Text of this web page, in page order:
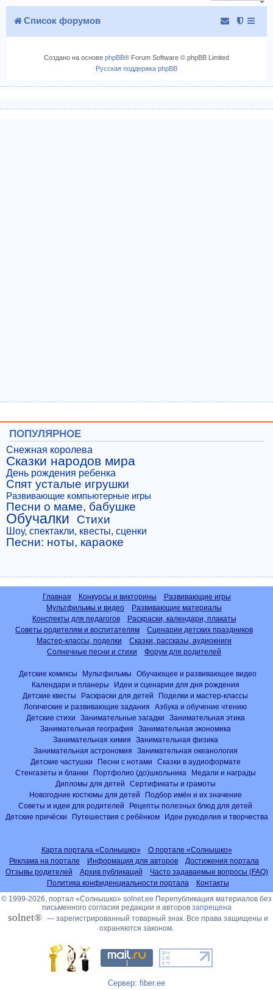
ь
Список форумов
Создано на основе phpBB® Forum Software © phpBB Limited
Русская поддержка phpBB
ПОПУЛЯРНОЕ
Снежная королева
Сказки народов мира
День рождения ребенка
Спят усталые игрушки
Развивающие компьютерные игры
Песни о маме, бабушке
Обучалки Стихи
Шоу, спектакли, квесты, сценки
Песни: ноты, караоке
Главная Конкурсы и викторины
Развивающие игры
Мультфильмы и видео
Развивающие материалы
Конспекты для педагогов
Раскраски, календари, плакаты
Советы родителям и воспитателям
Сценарии детских праздников
Мастер-классы, поделки
Сказки, рассказы, аудиокниги
Солнечные песни и стихи
Форум для родителей
Детские комиксы Мультфильмы
Обучающее и развивающее видео
Календари и планеры
Идеи и сценарии для дня рождения
Детские квесты
Раскраски для детей
Поделки и мастер-классы
Логические и развивающие задания
Азбука и обучение чтению
Детские стихи
Занимательные загадки
Занимательная этика
Занимательная география
Занимательная экономика
Занимательная химия
Занимательная физика
Занимательная астрономия
Занимательная океанология
Детские частушки
Песни с нотами
Сказки в аудиоформате
Стенгазеты и бланки
Портфолио (до)школьника
Медали и награды
Дипломы для детей
Сертификаты и грамоты
Новогодние костюмы для детей
Подбор имён и их значение
Советы и идеи для родителей
Рецепты полезных блюд для детей
Детские причёски
Путешествия с ребёнком Идеи рукоделия и творчества
Карта портала «Солнышко»
О портале «Солнышко»
Реклама на портале
Информация для авторов
Достижения портала
Отзывы родителей
Архив публикаций
Часто задаваемые вопросы (FAQ)
Политика конфиденциальности портала
Контакты
© 1999-2026, портал «Солнышко» solnet.ee Перепубликация материалов без
письменного согласия редакции и авторов запрещена
solnet® — зарегистрированный товарный знак. Все права защищены и
охраняются законом.
Сервер: fiber.ee